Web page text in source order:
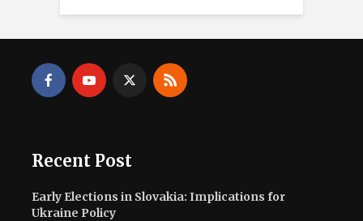
Recent Post
Early Elections in Slovakia: Implications for
Ukraine Policy